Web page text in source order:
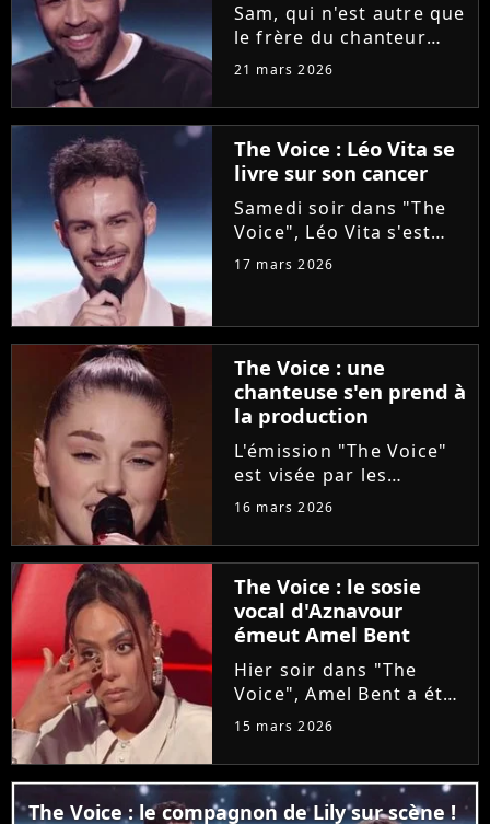
Sam, qui n'est autre que
le frère du chanteur
Ycare, a rejoint
grâce à Florent Pagny
lors de la deuxième
soirée des auditions à
l'aveugle. Une revanche
pour...
21 mars 2026
The Voice : Léo Vita se
livre sur son cancer
Samedi soir dans "The
Voice", Léo Vita s'est
présenté aux auditions
"Animaux fragiles" de
Ycare et Zaz, le jeune
talent de 25 ans a su...
17 mars 2026
The Voice : une
chanteuse s'en prend à
la production
L'émission "The Voice"
est visée par les
critiques de la
dénonce l'utilisation
d'une de ses versions
de "Carmen" lors d'une
audition à l'aveugle
sans avoir...
16 mars 2026
The Voice : le sosie
vocal d'Aznavour
émeut Amel Bent
Hier soir dans "The
Voice", Amel Bent a été
émue aux larmes en
reprendre du Charles
Aznavour. Et pour
cause, le candidat
15 mars 2026
The Voice : le compagnon de Lily sur scène !